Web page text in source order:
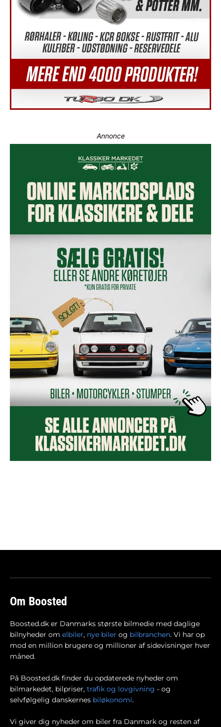
Annonce
Om Boosted
Boosted.dk er Danmarks største bilmedie med daglige
bilnyheder om elbiler, nye biler og bilbranchen. Vi har op
mod en million brugere og millioner af sidevisninger hver
måned.
På Boosted.dk finder du opdaterede nyheder om
bilmarkedet, bilpriser, trafik og lovgivning - og
selvfølgelig danskernes biløkonomi.
Vi giver dig nyheder om biler fra Danmark og resten af